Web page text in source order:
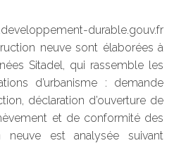
durable.gouv.fr
neuve sont élaborées à
Sitadel, qui rassemble les
d’urbanisme : demande
déclaration d’ouverture de
et de conformité des
neuve est analysée suivant